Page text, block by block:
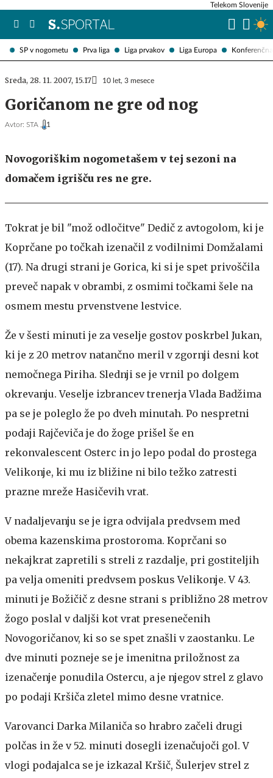
SP v nogometu Prva liga Liga prvakov Liga Europa
Telekom Slovenije
Sreda, 28. 11. 2007, 15.17 10 let, 3 mesece
Goričanom ne gre od nog
Avtor: STA , 1
Novogoriškim nogometašem v tej sezoni na
domačem igrišču res ne gre.
Tokrat je bil "mož odločitve" Dedič z avtogolom, ki je
Koprčane po točkah izenačil z vodilnimi Domžalami
(17). Na drugi strani je Gorica, ki si je spet privoščila
preveč napak v obrambi, z osmimi točkami šele na
osmem mestu prvenstvene lestvice.
Že v šesti minuti je za veselje gostov poskrbel Jukan,
ki je z 20 metrov natančno meril v zgornji desni kot
nemočnega Piriha. Slednji se je vrnil po dolgem
okrevanju. Veselje izbrancev trenerja Vlada Badžima
pa se je poleglo že po dveh minutah. Po nespretni
podaji Rajčeviča je do žoge prišel še en
rekonvalescent Osterc in jo lepo podal do prostega
Velikonje, ki mu iz bližine ni bilo težko zatresti
prazne mreže Hasičevih vrat.
V nadaljevanju se je igra odvijala predvsem med
obema kazenskima prostoroma. Koprčani so
nekajkrat zapretili s streli z razdalje, pri gostiteljih
pa velja omeniti predvsem poskus Velikonje. V 43.
minuti je Božičič z desne strani s približno 28 metrov
žogo poslal v daljši kot vrat presenečenih
Novogoričanov, ki so se spet znašli v zaostanku. Le
dve minuti pozneje se je imenitna priložnost za
izenačenje ponudila Ostercu, a je njegov strel z glavo
po podaji Kršiča zletel mimo desne vratnice.
Varovanci Darka Milaniča so hrabro začeli drugi
polčas in že v 52. minuti dosegli izenačujoči gol. V
vlogi podajalca se je izkazal Kršič, Šulerjev strel z